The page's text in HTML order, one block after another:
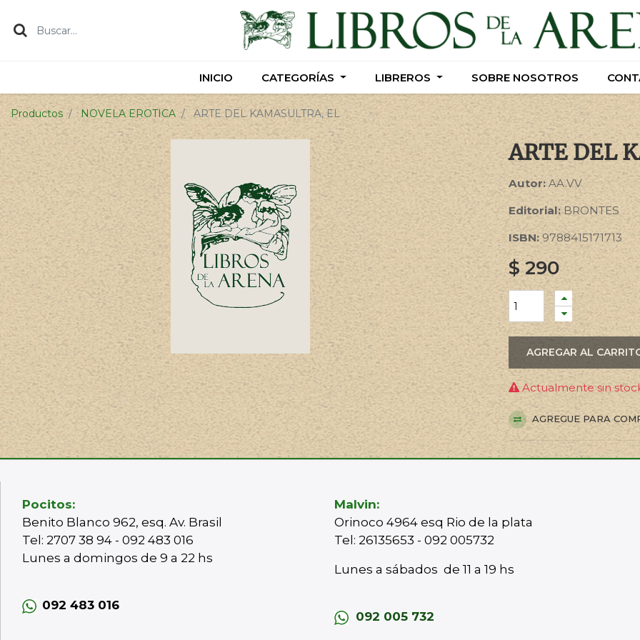
INICIO CATEGORÍAS LIBREROS SOBRE NOSOTROS
INICIO CATEGORÍAS LIBREROS SOBRE NOSOTROS
Productos NOVELA EROTICA ARTE DEL KAMASULTRA, EL
ARTE DEL
Autor: AA.VV
Editorial:BRONTES
ISBN: 9788415171713
$290
AGREGAR AL
Actualmente sin
AGREGUE PARA
Pocitos:
Benito Blanco 962, esq. Av. Brasil
Tel: 2707 38 94 - 092 483 016
Lunes a domingos de 9 a 22 hs
092 483 016
Malvin:
Orinoco 4964 esq Rio de la plata
Tel: 26135653 - 092 005732
Lunes a sábados de 11 a 19 hs
092 005 732